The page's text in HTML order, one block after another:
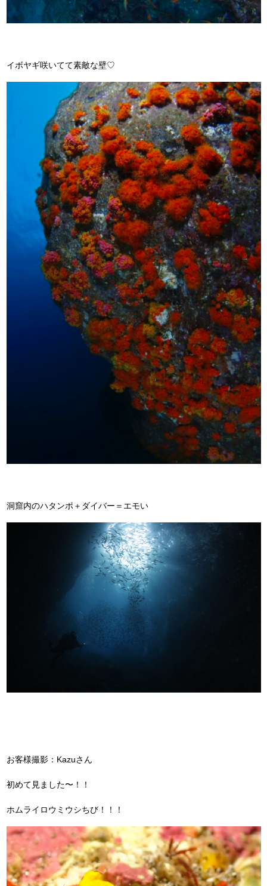
イボヤギ咲いてて素敵な壁♡
洞窟内のハタンポ＋ダイバー＝エモい
お客様撮影：Kazuさん
初めて見ました〜！！
ホムライロウミウシちび！！！